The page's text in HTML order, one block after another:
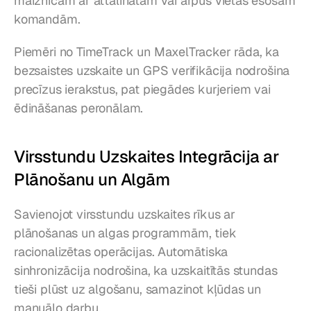
komandām.
Piemēri no TimeTrack un MaxelTracker rāda, ka
bezsaistes uzskaite un GPS verifikācija nodrošina
precīzus ierakstus, pat piegādes kurjeriem vai
ēdināšanas peronālam.
Virsstundu Uzskaites Integrācija ar
Plānošanu un Algām
Savienojot virsstundu uzskaites rīkus ar
plānošanas un algas programmām, tiek
racionalizētas operācijas. Automātiska
sinhronizācija nodrošina, ka uzskaitītās stundas
tieši plūst uz algošanu, samazinot kļūdas un